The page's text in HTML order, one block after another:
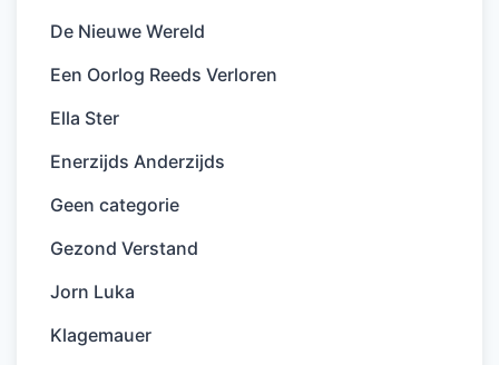
De Nieuwe Wereld
Een Oorlog Reeds Verloren
Ella Ster
Enerzijds Anderzijds
Geen categorie
Gezond Verstand
Jorn Luka
Klagemauer